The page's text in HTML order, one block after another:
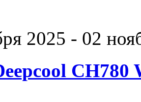
2025 - 02
CH780